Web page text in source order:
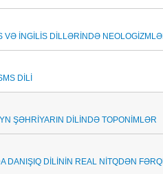
VƏ İNGİLİS DİLLƏRİNDƏ
DİLİ
ŞƏHRİYARIN DİLİNDƏ TOPONİMLƏR
DANIŞIQ DİLİNİN REAL NİTQDƏN